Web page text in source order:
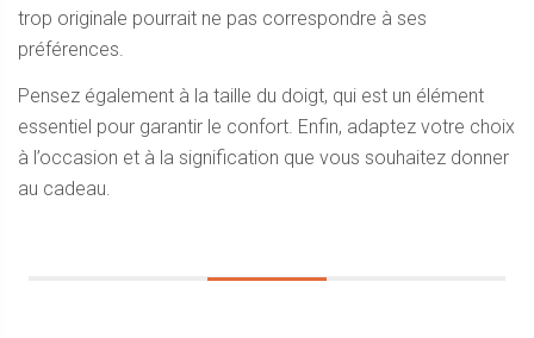
trop originale pourrait ne pas correspondre à ses
préférences.
Pensez également à la taille du doigt, qui est un élément
essentiel pour garantir le confort. Enfin, adaptez votre choix
à l’occasion et à la signification que vous souhaitez donner
au cadeau.